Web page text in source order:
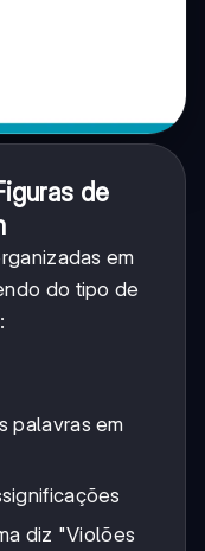
de
em
do tipo de
palavras em
diz "Violões